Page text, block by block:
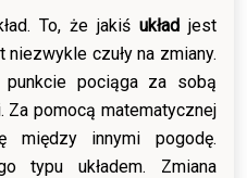
To, że jakiś układ jest
niezwykle czuły na zmiany.
punkcie pociąga za sobą
Za pomocą matematycznej
między innymi pogodę.
typu układem. Zmiana